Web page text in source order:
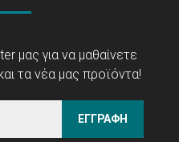
μας για να μαθαίνετε
τα νέα μας προϊόντα!
ΕΓΓΡΑΦΗ